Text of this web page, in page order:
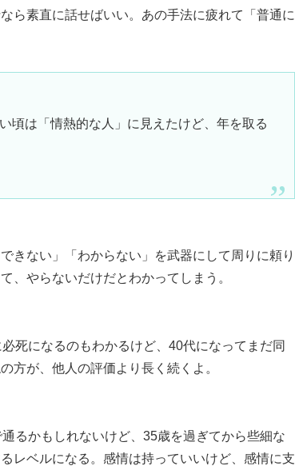
ら素直に話せばいい。あの手法に疲れて「普通に
頃は「情熱的な人」に見えたけど、年を取る
きない」「わからない」を武器にして周りに頼り
、やらないだけだとわかってしまう。
死になるのもわかるけど、40代になってまだ同
方が、他人の評価より長く続くよ。
るかもしれないけど、35歳を過ぎてから些細な
レベルになる。感情は持っていいけど、感情に支